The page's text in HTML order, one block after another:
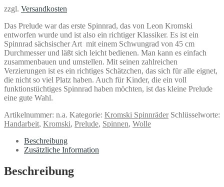
zzgl. Versandkosten
Das Prelude war das erste Spinnrad, das von Leon Kromski
entworfen wurde und ist also ein richtiger Klassiker. Es ist ein
Spinnrad sächsischer Art mit einem Schwungrad von 45 cm
Durchmesser und läßt sich leicht bedienen. Man kann es einfach
zusammenbauen und umstellen. Mit seinen zahlreichen
Verzierungen ist es ein richtiges Schätzchen, das sich für alle eignet,
die nicht so viel Platz haben. Auch für Kinder, die ein voll
funktionstüchtiges Spinnrad haben möchten, ist das kleine Prelude
eine gute Wahl.
Artikelnummer: n.a. Kategorie: Kromski Spinnräder Schlüsselworte:
Handarbeit, Kromski, Prelude, Spinnen, Wolle
Beschreibung
Zusätzliche Information
Beschreibung